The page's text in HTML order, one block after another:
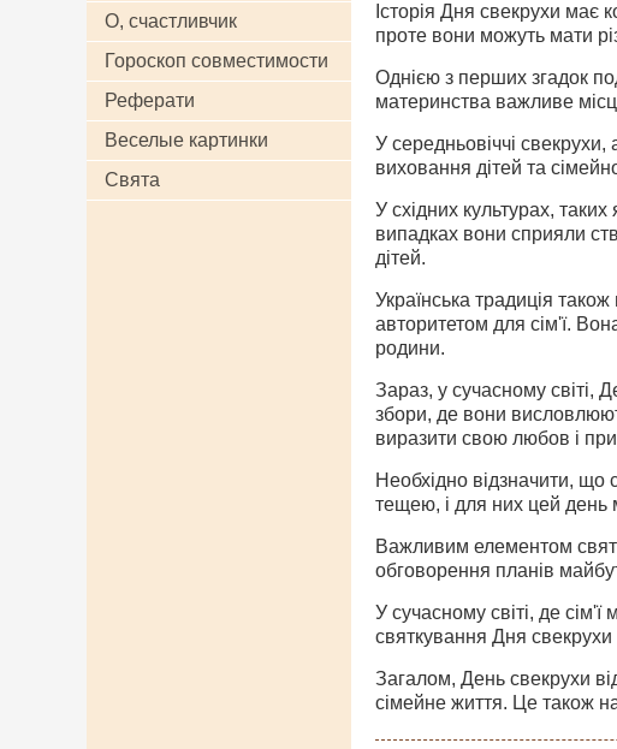
О, счастливчик
Гороскоп совместимости
Реферати
Веселые картинки
Свята
Історія Дня свекрухи має
проте вони можуть мати
Однією з перших згадок
материнства важливе
У середньовіччі
виховання дітей та
У східних культурах,
випадках вони сприяли
дітей.
Українська традиція
авторитетом для сім'ї.
родини.
Зараз, у сучасному світі,
збори, де вони
виразити свою любов і
Необхідно відзначити, що
тещею, і для них цей
Важливим елементом
обговорення планів
У сучасному світі, де сім'ї
святкування Дня
Загалом, День свекрухи
сімейне життя. Це також